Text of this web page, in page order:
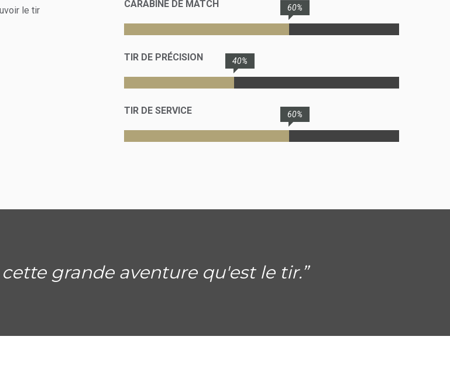
le tir
CARABINE DE MATCH 60%
TIR DE PRÉCISION 40%
TIR DE SERVICE 60%
grande aventure qu'est le tir.”